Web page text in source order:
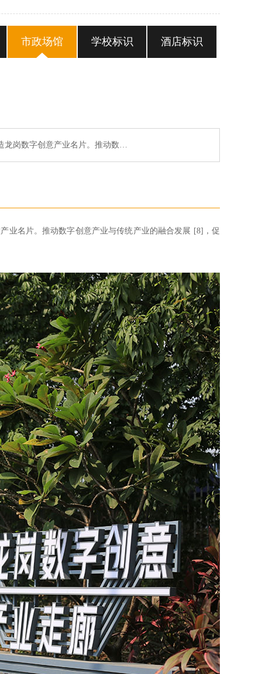
市政场馆 学校标识 酒店标识
龙岗数字创意产业名片。推动数…
业名片。推动数字创意产业与传统产业的融合发展 [8]，促